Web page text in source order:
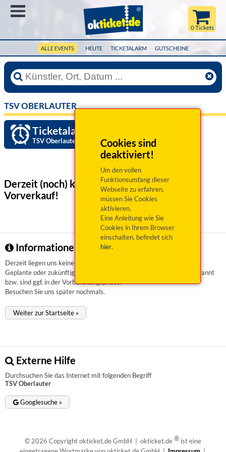
ALLE EVENTS HEUTE TICKETALARM GUTSCHEINE
0 Tickets
Cookies sind
deaktiviert!
Um den vollen
Funktionsumfang dieser
Webseite zu erfahren,
müssen Sie Cookies
aktivieren.
Eine Anleitung wie Sie
Cookies in Ihrem Browser
einschalten, befindet sich
hier.
TSV OBERLAUTER
Ticketalarm einrichten »
TSV Oberlauter
Derzeit (noch) keine Veranstaltungen
Vorverkauf!
Informationen zu TSV Oberlauter
Derzeit liegen uns keinerlei Informationen vor.
Geplante oder zukünftige Veranstaltungen sind uns aktuell nicht bekannt
bzw. sind ggf. in der Vorbereitungsphase.
Besuchen Sie uns später nochmals.
Weiter zur Startseite »
Externe Hilfe
Durchsuchen Sie das Internet mit folgenden Begriff
TSV Oberlauter
Googlesuche »
© 2026 Copyright okticket.de GmbH | okticket.de® ist eine